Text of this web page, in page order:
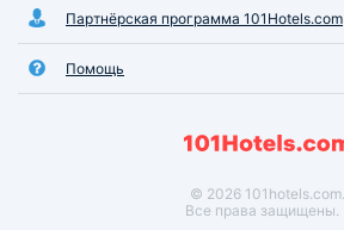
Партнёрская программа 101Hotels.com
Помощь
© 2026 101hotels.com.
Все права защищены.